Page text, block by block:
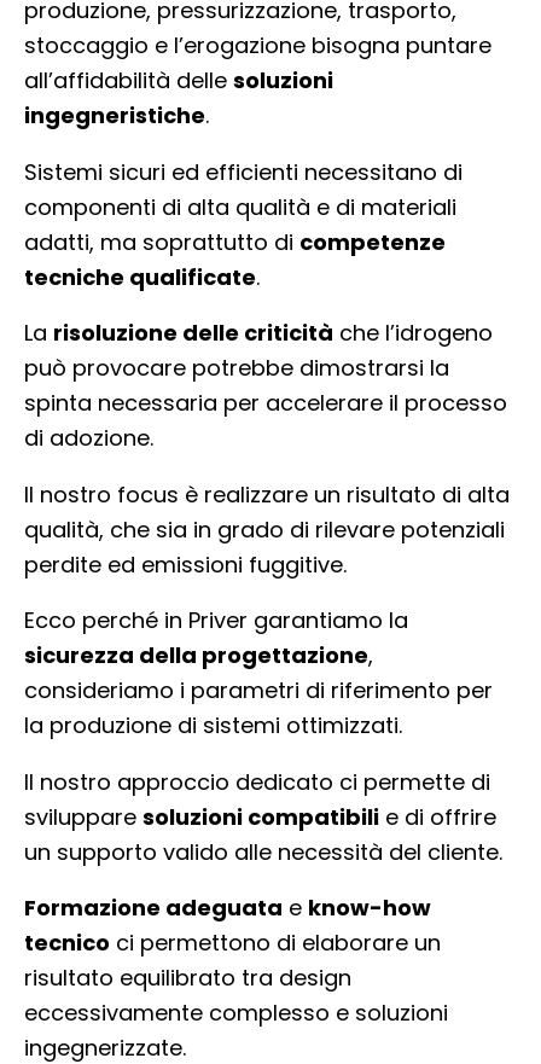
produzione, pressurizzazione, trasporto,
stoccaggio e l’erogazione bisogna puntare
all’affidabilità delle soluzioni
ingegneristiche.
Sistemi sicuri ed efficienti necessitano di
componenti di alta qualità e di materiali
adatti, ma soprattutto di competenze
tecniche qualificate.
La risoluzione delle criticità che l’idrogeno
può provocare potrebbe dimostrarsi la
spinta necessaria per accelerare il processo
di adozione.
Il nostro focus è realizzare un risultato di alta
qualità, che sia in grado di rilevare potenziali
perdite ed emissioni fuggitive.
Ecco perché in Priver garantiamo la
sicurezza della progettazione,
consideriamo i parametri di riferimento per
la produzione di sistemi ottimizzati.
Il nostro approccio dedicato ci permette di
sviluppare soluzioni compatibili e di offrire
un supporto valido alle necessità del cliente.
Formazione adeguata e know-how
tecnico ci permettono di elaborare un
risultato equilibrato tra design
eccessivamente complesso e soluzioni
ingegnerizzate.